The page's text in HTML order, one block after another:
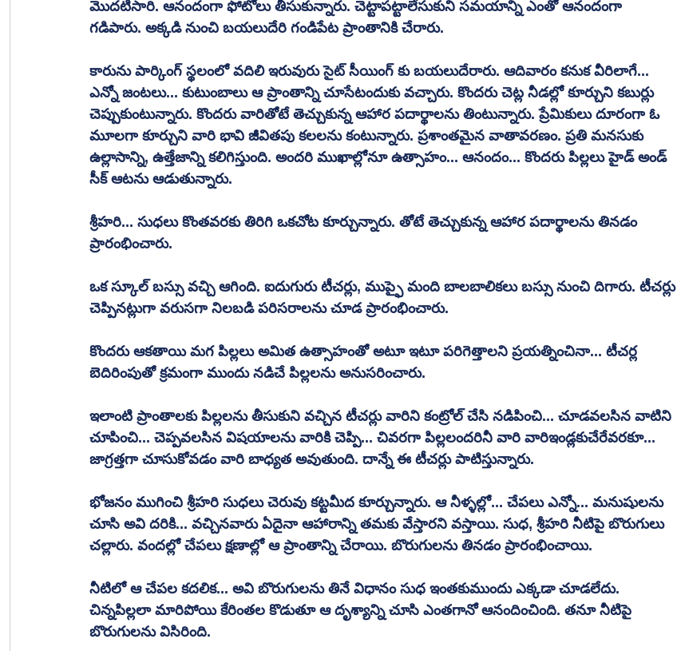
మొదటిసారి. ఆనందంగా ఫోటోలు తీసుకున్నారు. చెట్టాపట్టాలేసుకుని సమయాన్ని ఎంతో ఆనందంగా
గడిపారు. అక్కడి నుంచి బయలుదేరి గండిపేట ప్రాంతానికి చేరారు.
కారును పార్కింగ్ స్థలంలో వదిలి ఇరువురు సైట్ సీయింగ్ కు బయలుదేరారు. ఆదివారం కనుక వీరిలాగే...
ఎన్నో జంటలు... కుటుంబాలు ఆ ప్రాంతాన్ని చూసేటందుకు వచ్చారు. కొందరు చెట్ల నీడల్లో కూర్చుని కబుర్లు
చెప్పుకుంటున్నారు. కొందరు వారితోటే తెచ్చుకున్న ఆహార పదార్థాలను తింటున్నారు. ప్రేమికులు దూరంగా ఓ
మూలగా కూర్చుని వారి భావి జీవితపు కలలను కంటున్నారు. ప్రశాంతమైన వాతావరణం. ప్రతి మనసుకు
ఉల్లాసాన్ని, ఉత్తేజాన్ని కలిగిస్తుంది. అందరి ముఖాల్లోనూ ఉత్సాహం... ఆనందం... కొందరు పిల్లలు హైడ్ అండ్
సీక్ ఆటను ఆడుతున్నారు.
శ్రీహరి... సుధలు కొంతవరకు తిరిగి ఒకచోట కూర్చున్నారు. తోటే తెచ్చుకున్న ఆహార పదార్థాలను తినడం
ప్రారంభించారు.
ఒక స్కూల్ బస్సు వచ్చి ఆగింది. ఐదుగురు టీచర్లు, ముప్ఫై మంది బాలబాలికలు బస్సు నుంచి దిగారు. టీచర్లు
చెప్పినట్లుగా వరుసగా నిలబడి పరిసరాలను చూడ ప్రారంభించారు.
కొందరు ఆకతాయి మగ పిల్లలు అమిత ఉత్సాహంతో అటూ ఇటూ పరిగెత్తాలని ప్రయత్నించినా... టీచర్ల
బెదిరింపుతో క్రమంగా ముందు నడిచే పిల్లలను అనుసరించారు.
ఇలాంటి ప్రాంతాలకు పిల్లలను తీసుకుని వచ్చిన టీచర్లు వారిని కంట్రోల్ చేసి నడిపించి... చూడవలసిన వాటిని
చూపించి... చెప్పవలసిన విషయాలను వారికి చెప్పి... చివరగా పిల్లలందరినీ వారి వారిఇండ్లకుచేరేవరకూ...
జాగ్రత్తగా చూసుకోవడం వారి బాధ్యత అవుతుంది. దాన్నే ఈ టీచర్లు పాటిస్తున్నారు.
భోజనం ముగించి శ్రీహరి సుధలు చెరువు కట్టమీద కూర్చున్నారు. ఆ నీళ్ళల్లో... చేపలు ఎన్నో... మనుషులను
చూసి అవి దరికి... వచ్చినవారు ఏదైనా ఆహారాన్ని తమకు వేస్తారని వస్తాయి. సుధ, శ్రీహరి నీటిపై బొరుగులు
చల్లారు. వందల్లో చేపలు క్షణాల్లో ఆ ప్రాంతాన్ని చేరాయి. బొరుగులను తినడం ప్రారంభించాయి.
నీటిలో ఆ చేపల కదలిక... అవి బొరుగులను తినే విధానం సుధ ఇంతకుముందు ఎక్కడా చూడలేదు.
చిన్నపిల్లలా మారిపోయి కేరింతల కొడుతూ ఆ దృశ్యాన్ని చూసి ఎంతగానో ఆనందించింది. తనూ నీటిపై
బొరుగులను విసిరింది.